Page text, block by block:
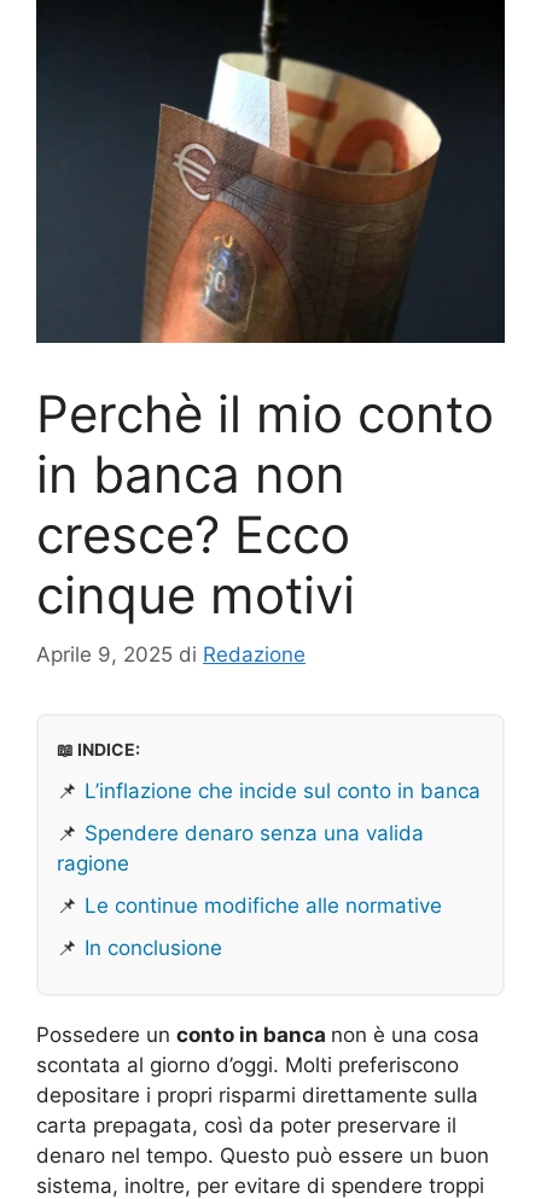
Perchè il mio conto
in banca non
cresce? Ecco
cinque motivi
Aprile 9, 2025 di Redazione
📖 INDICE:
📌 L’inflazione che incide sul conto in banca
📌 Spendere denaro senza una valida
ragione
📌 Le continue modifiche alle normative
📌 In conclusione
Possedere un conto in banca non è una cosa
scontata al giorno d’oggi. Molti preferiscono
depositare i propri risparmi direttamente sulla
carta prepagata, così da poter preservare il
denaro nel tempo. Questo può essere un buon
sistema, inoltre, per evitare di spendere troppi